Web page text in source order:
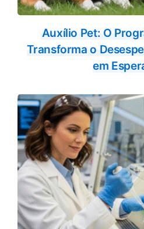
Auxílio Pet: O
Transforma o
em